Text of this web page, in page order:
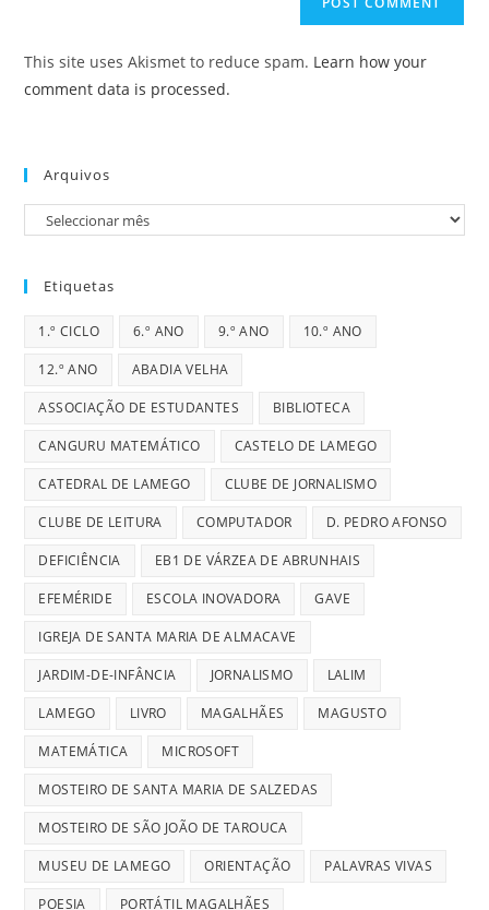
This site uses Akismet to reduce spam. Learn how your
comment data is processed.
Arquivos
Arquivos
Etiquetas
1.º CICLO 6.º ANO 9.º ANO 10.º ANO
12.º ANO ABADIA VELHA
ASSOCIAÇÃO DE ESTUDANTES BIBLIOTECA
CANGURU MATEMÁTICO CASTELO DE LAMEGO
CATEDRAL DE LAMEGO CLUBE DE JORNALISMO
CLUBE DE LEITURA COMPUTADOR D. PEDRO AFONSO
DEFICIÊNCIA EB1 DE VÁRZEA DE ABRUNHAIS
EFEMÉRIDE ESCOLA INOVADORA GAVE
IGREJA DE SANTA MARIA DE ALMACAVE
JARDIM-DE-INFÂNCIA JORNALISMO LALIM
LAMEGO LIVRO MAGALHÃES MAGUSTO
MATEMÁTICA MICROSOFT
MOSTEIRO DE SANTA MARIA DE SALZEDAS
MOSTEIRO DE SÃO JOÃO DE TAROUCA
MUSEU DE LAMEGO ORIENTAÇÃO PALAVRAS VIVAS
POESIA PORTÁTIL MAGALHÃES